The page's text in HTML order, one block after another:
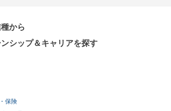
から
シップ＆キャリアを探す
保険